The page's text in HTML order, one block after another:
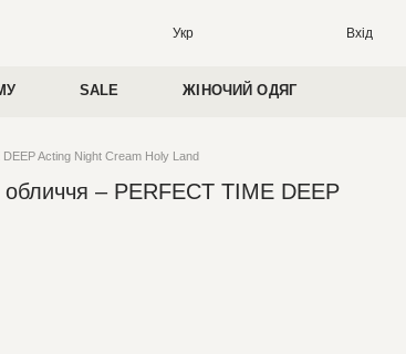
Укр Вхід
SALE ЖІНОЧИЙ ОДЯГ
Acting Night Cream Holy Land
– PERFECT TIME DEEP